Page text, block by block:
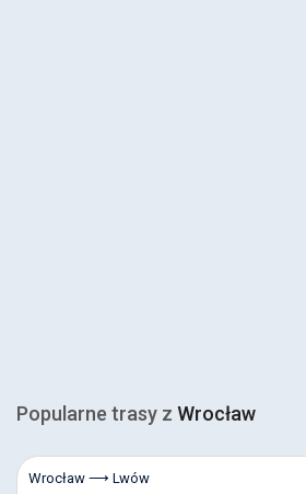
Popularne trasy z Wrocław
Wrocław ⟶ Lwów